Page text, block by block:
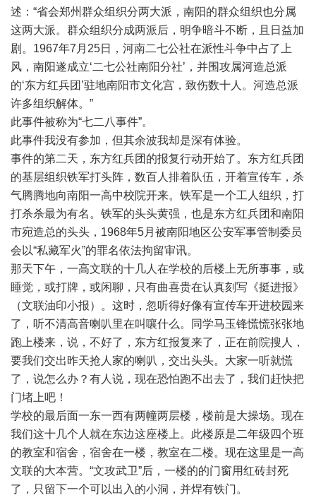
述：“省会郑州群众组织分两大派，南阳的群众组织也分属
这两大派。群众组织分成两派后，明争暗斗不断，且日益加
剧。1967年7月25日，河南二七公社在派性斗争中占了上
风，南阳遂成立‘二七公社南阳分社’，并围攻属河造总派
的‘东方红兵团’驻地南阳市文化宫，致伤数十人。河造总派
许多组织解体。”
此事件被称为“七二八事件”。
此事件我没有参加，但其余波我却是深有体验。
事件的第二天，东方红兵团的报复行动开始了。东方红兵团
的基层组织铁军打头阵，数百人排着队伍，开着宣传车，杀
气腾腾地向南阳一高中校院开来。铁军是一个工人组织，打
打杀杀最为有名。铁军的头头黄强，也是东方红兵团和南阳
市宛造总的头头，1968年5月被南阳地区公安军事管制委员
会以“私藏军火”的罪名依法拘留审讯。
那天下午，一高文联的十几人在学校的后楼上无所事事，或
睡觉，或打牌，或闲聊，只有曲喜贵在认真刻写《挺进报》
（文联油印小报）。这时，忽听得好像有宣传车开进校园来
了，听不清高音喇叭里在叫嚷什么。同学马玉锋慌慌张张地
跑上楼来，说，不好了，东方红报复来了，正在前院搜人，
要我们交出昨天抢人家的喇叭，交出头头。大家一听就慌
了，说怎么办？有人说，现在恐怕跑不出去了，我们赶快把
门堵上吧！
学校的最后面一东一西有两幢两层楼，楼前是大操场。现在
我们这十几个人就在东边这座楼上。此楼原是二年级四个班
的教室和宿舍，宿舍在一楼，教室在二楼。现在这里是一高
文联的大本营。“文攻武卫”后，一楼的的门窗用红砖封死
了，只留下一个可以出入的小洞，并焊有铁门。